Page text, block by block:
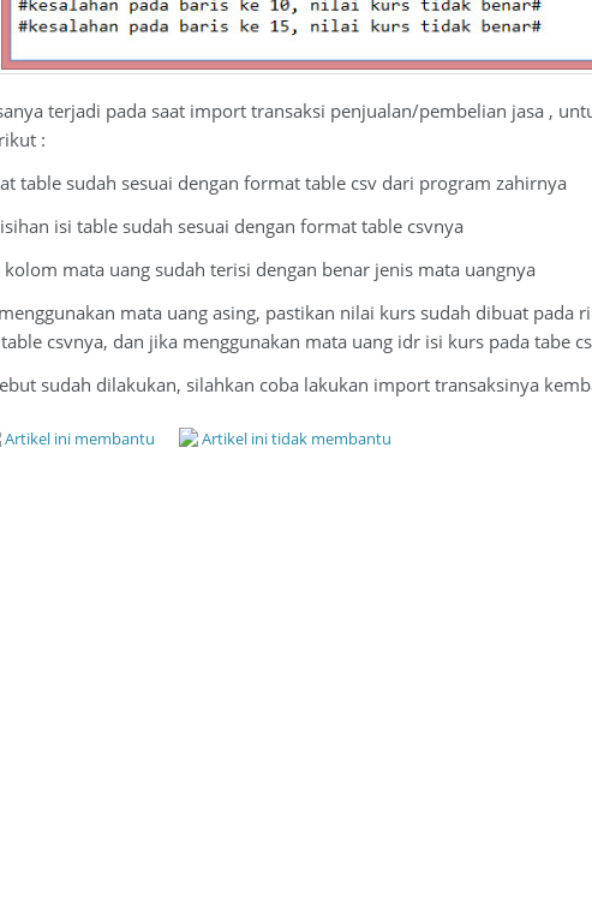
terjadi pada saat import transaksi penjualan/pembelian jasa ,
:
table sudah sesuai dengan format table csv dari program zahirnya
isi table sudah sesuai dengan format table csvnya
mata uang sudah terisi dengan benar jenis mata uangnya
mata uang asing, pastikan nilai kurs sudah dibuat
csvnya, dan jika menggunakan mata uang idr isi kurs pada tabe
sudah dilakukan, silahkan coba lakukan import transaksinya
Artikel ini membantu Artikel ini tidak membantu